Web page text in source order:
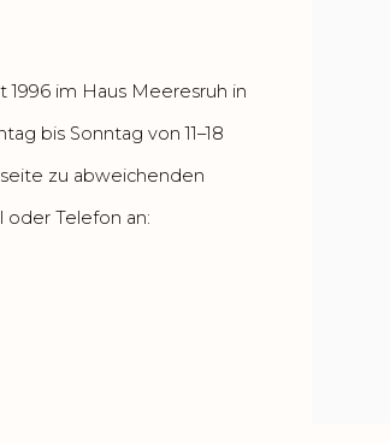
im Haus Meeresruh in
bis Sonntag von 11–18
zu abweichenden
Telefon an: